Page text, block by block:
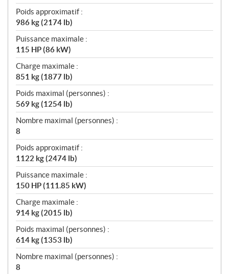
Poids approximatif :
986 kg (2174 lb)
Puissance maximale :
115 HP (86 kW)
Charge maximale :
851 kg (1877 lb)
Poids maximal (personnes) :
569 kg (1254 lb)
Nombre maximal (personnes) :
8
Poids approximatif :
1122 kg (2474 lb)
Puissance maximale :
150 HP (111.85 kW)
Charge maximale :
914 kg (2015 lb)
Poids maximal (personnes) :
614 kg (1353 lb)
Nombre maximal (personnes) :
8